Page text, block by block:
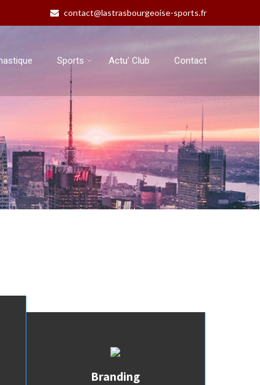
contact@lastrasbourgeoise-sports.fr
Sports Actu’ Club Contact
Branding